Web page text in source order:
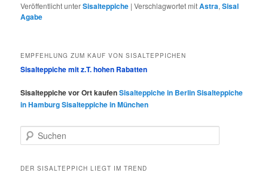
Veröffentlicht unterSisalteppiche |Verschlagwortet mitAstra,Sisal
Agabe
EMPFEHLUNG ZUM KAUF VON SISALTEPPICHEN
Sisalteppiche mit z.T. hohen Rabatten
Sisalteppiche vor Ort kaufenSisalteppiche in BerlinSisalteppiche
in HamburgSisalteppiche in München
u
h
DER SISALTEPPICH LIEGT IM TREND